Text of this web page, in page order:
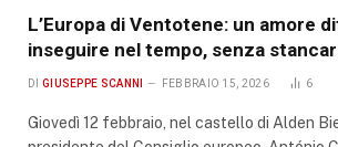
L’Europa di Ventotene: un amore
inseguire nel tempo, senza
DI GIUSEPPE SCANNI FEBBRAIO 15, 2026 6
Giovedì 12 febbraio, nel castello di Alden